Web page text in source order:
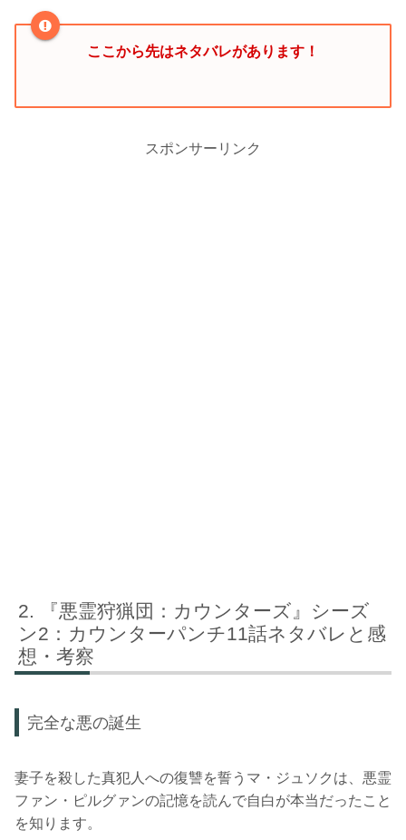
ここから先はネタバレがあります！
スポンサーリンク
『悪霊狩猟団：カウンターズ』シーズ
ン2：カウンターパンチ11話ネタバレと感
想・考察
完全な悪の誕生
妻子を殺した真犯人への復讐を誓うマ・ジュソクは、悪霊
ファン・ピルグァンの記憶を読んで自白が本当だったこと
を知ります。